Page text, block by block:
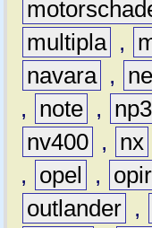
multipla ,
navara ,
,
note ,
nv400 , nx
,
opel ,
outlander ,